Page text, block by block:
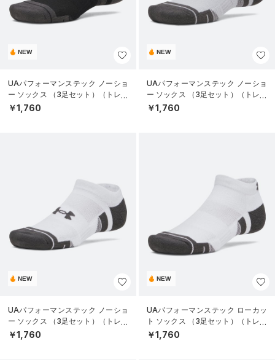
NEW
UAパフォーマンステック ノーショ
ー ソックス （3足セット）（トレー
ニング/UNISEX）
￥1,760
NEW
UAパフォーマンステック ノーショ
ー ソックス （3足セット）（トレー
ニング/UNISEX）
￥1,760
NEW
UAパフォーマンステック ノーショ
ー ソックス （3足セット）（トレー
ニング/UNISEX）
￥1,760
NEW
UAパフォーマンステック ローカッ
ト ソックス （3足セット）（トレー
ニング/UNISEX）
￥1,760